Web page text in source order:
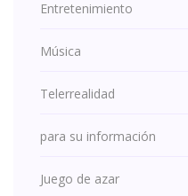
Entretenimiento
Música
Telerrealidad
para su información
Juego de azar